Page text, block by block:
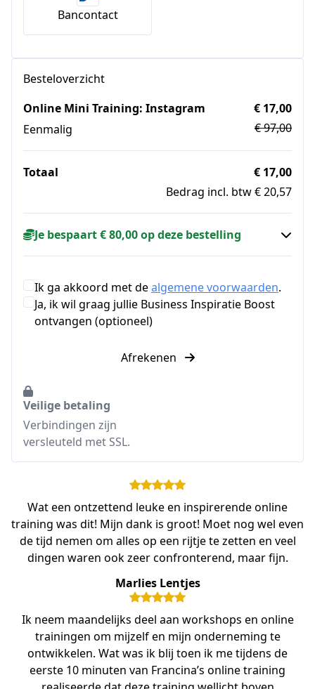
Bancontact
Besteloverzicht
Online Mini Training: Instagram
Eenmalig
€ 17,00
€ 97,00
Totaal
€ 17,00
Bedrag incl. btw € 20,57
Je bespaart € 80,00 op deze bestelling
Ik ga akkoord met dealgemene voorwaarden.
Ja, ik wil graag jullie Business Inspiratie Boost
ontvangen (optioneel)
Afrekenen
Veilige betaling
Verbindingen zijn
versleuteld met SSL.
Wat een ontzettend leuke en inspirerende online
training was dit! Mijn dank is groot! Moet nog wel even
de tijd nemen om alles op een rijtje te zetten en veel
dingen waren ook zeer confronterend, maar fijn.
Marlies Lentjes
Ik neem maandelijks deel aan workshops en online
trainingen om mijzelf en mijn onderneming te
ontwikkelen. Wat was ik blij toen ik me tijdens de
eerste 10 minuten van Francina’s online training